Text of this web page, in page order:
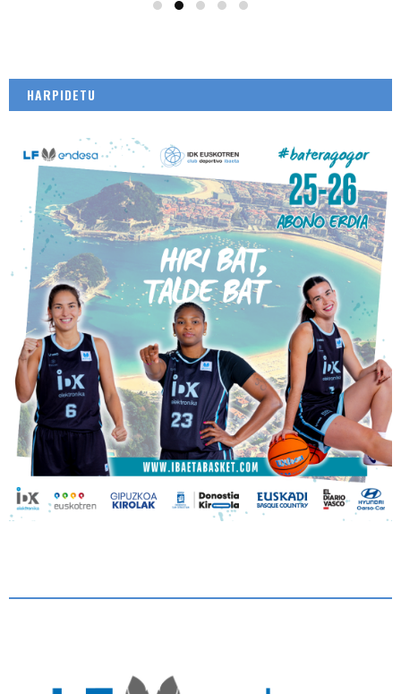
HARPIDETU